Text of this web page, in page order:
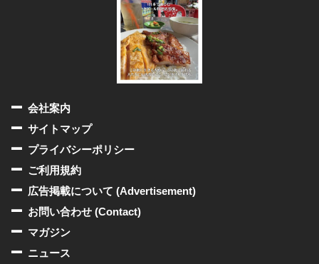
会社案内
サイトマップ
プライバシーポリシー
ご利用規約
広告掲載について (Advertisement)
お問い合わせ (Contact)
マガジン
ニュース